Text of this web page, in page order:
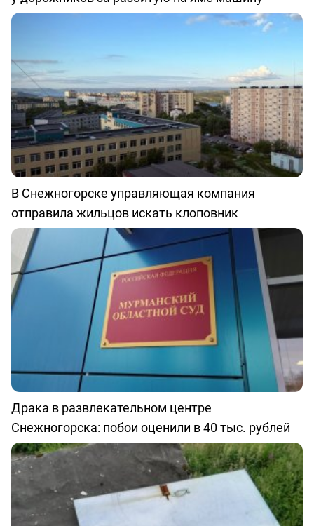
В Снежногорске управляющая компания
отправила жильцов искать клоповник
Драка в развлекательном центре
Снежногорска: побои оценили в 40 тыс. рублей